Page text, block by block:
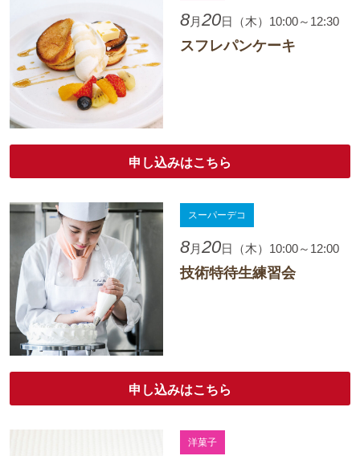
8月 20日（木）10:00～12:30
スフレパンケーキ
申し込みはこちら
スーパーデコ
8月 20日（木）10:00～12:00
技術特待生練習会
申し込みはこちら
洋菓子